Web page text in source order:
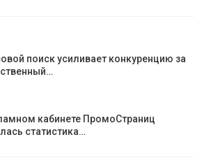
поиск усиливает конкуренцию за
кабинете ПромоСтраниц
статистика…